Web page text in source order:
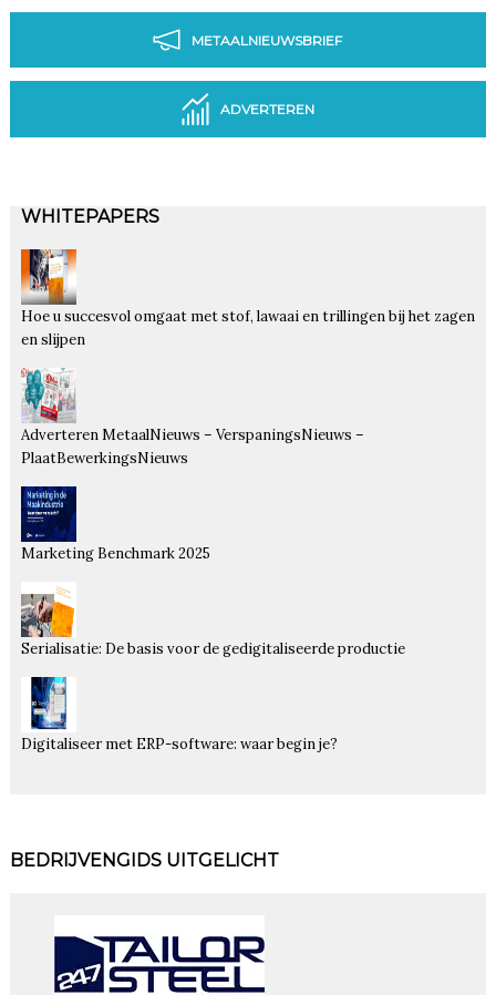
METAALNIEUWSBRIEF
ADVERTEREN
WHITEPAPERS
Hoe u succesvol omgaat met stof, lawaai en trillingen bij het zagen
en slijpen
Adverteren MetaalNieuws – VerspaningsNieuws –
PlaatBewerkingsNieuws
Marketing Benchmark 2025
Serialisatie: De basis voor de gedigitaliseerde productie
Digitaliseer met ERP-software: waar begin je?
BEDRIJVENGIDS UITGELICHT